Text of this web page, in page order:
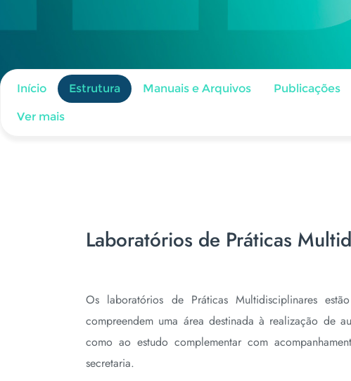
Início Estrutura Manuais e Arquivos Publicações
Ver mais
Laboratórios de Práticas
Os laboratórios de Práticas Multidisciplinares
compreendem uma área destinada à realização de
como ao estudo complementar com
secretaria.